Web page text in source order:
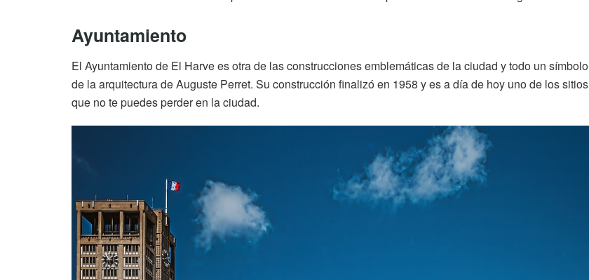
Ayuntamiento
El Ayuntamiento de El Harve es otra de las construcciones emblemáticas de la ciudad y todo un símbolo
de la arquitectura de Auguste Perret. Su construcción finalizó en 1958 y es a día de hoy uno de los sitios
que no te puedes perder en la ciudad.